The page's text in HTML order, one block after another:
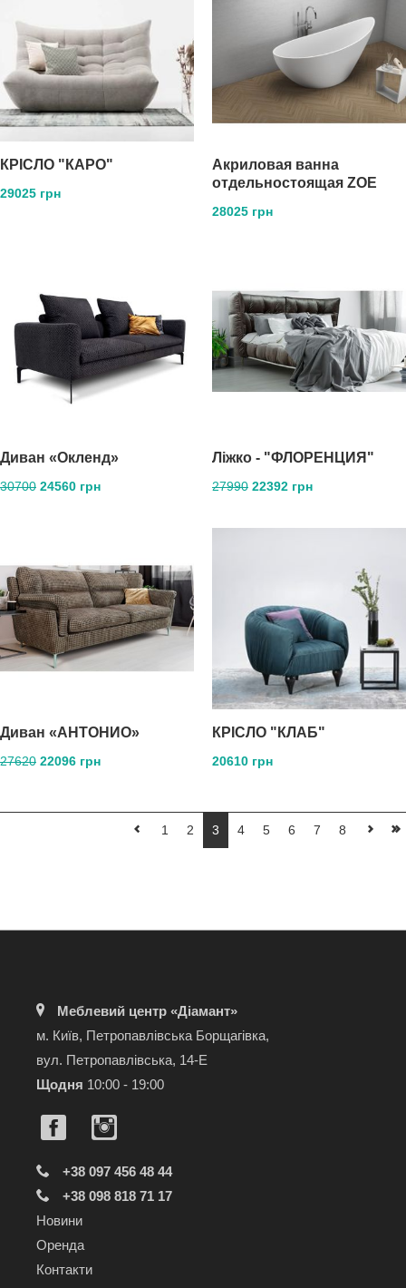
КРIСЛО "КАРО"
29025 грн
Акриловая ванна
отдельностоящая ZOE
28025 грн
Диван «Окленд»
30700 24560 грн
Ліжко - "ФЛОРЕНЦИЯ"
27990 22392 грн
Диван «АНТОНИО»
27620 22096 грн
КРIСЛО "КЛАБ"
20610 грн
1 2 3 4 5 6 7 8
Меблевий центр «Діамант»
м. Київ, Петропавлівська Борщагівка,
вул. Петропавлівська, 14-Е
Щодня 10:00 - 19:00
+38 097 456 48 44
+38 098 818 71 17
Новини
Оренда
Контакти